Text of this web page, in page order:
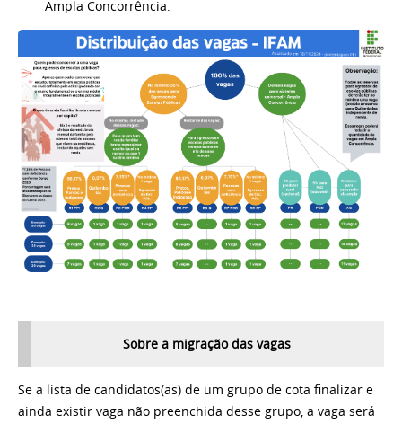
Ampla Concorrência.
Sobre a migração das vagas
Se a lista de candidatos(as) de um grupo de cota finalizar e
ainda existir vaga não preenchida desse grupo, a vaga será